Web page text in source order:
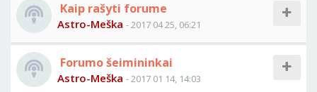
Kaip rašyti forume
Astro-Meška - 2017 04 25, 06:21
Forumo šeimininkai
Astro-Meška - 2017 01 14, 14:03